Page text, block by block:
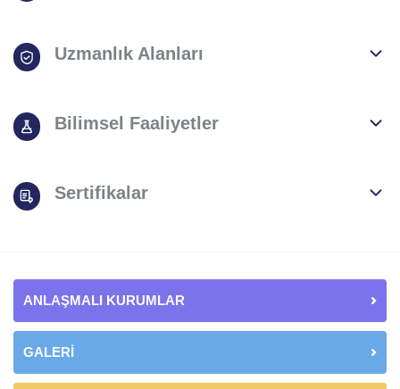
Uzmanlık Alanları
Bilimsel Faaliyetler
Sertifikalar
ANLAŞMALI KURUMLAR
GALERİ